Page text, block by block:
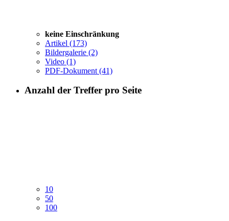
keine Einschränkung
Artikel (173)
Bildergalerie (2)
Video (1)
PDF-Dokument (41)
Anzahl der Treffer pro Seite
10
50
100